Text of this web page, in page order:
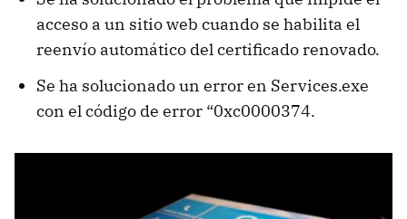
acceso a un sitio web cuando se habilita el
reenvío automático del certificado renovado.
Se ha solucionado un error en Services.exe
con el código de error “0xc0000374.